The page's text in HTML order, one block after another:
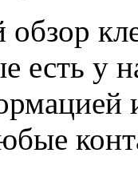
обзор
есть у